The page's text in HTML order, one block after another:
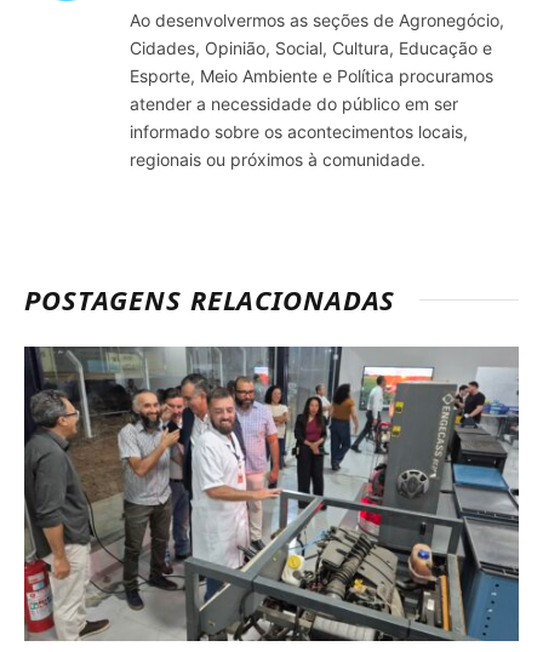
Ao desenvolvermos as seções de Agronegócio,
Cidades, Opinião, Social, Cultura, Educação e
Esporte, Meio Ambiente e Política procuramos
atender a necessidade do público em ser
informado sobre os acontecimentos locais,
regionais ou próximos à comunidade.
POSTAGENS RELACIONADAS